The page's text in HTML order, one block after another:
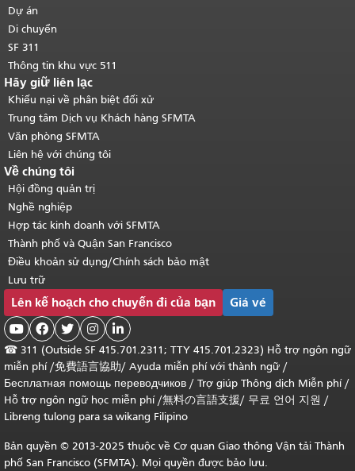
chính.
Dự án
Di chuyển
SF 311
Thông tin khu vực 511
Hãy giữ liên lạc
Khiếu nại về phân biệt đối xử
Trung tâm Dịch vụ Khách hàng SFMTA
Văn phòng SFMTA
Liên hệ với chúng tôi
Về chúng tôi
Hội đồng quản trị
Nghề nghiệp
Hợp tác kinh doanh với SFMTA
Thành phố và Quận San Francisco
Điều khoản sử dụng/Chính sách bảo mật
Lưu trữ
Lên kế hoạch cho chuyến đi của bạn Giá vé
    
☎ 311 (Outside SF 415.701.2311; TTY 415.701.2323) Hỗ trợ ngôn ngữ
miễn phí /免費語言協助/ Ayuda miễn phí với thành ngữ /
Бесплатная помощь переводчиков / Trợ giúp Thông dịch Miễn phí/
Hỗ trợ ngôn ngữ học miễn phí/無料の言語支援/ 무료 언어 지원 /
Libreng tulong para sa wikang Filipino
Bản quyền © 2013-2025 thuộc về Cơ quan Giao thông Vận tải Thành
phố San Francisco (SFMTA). Mọi quyền được bảo lưu.